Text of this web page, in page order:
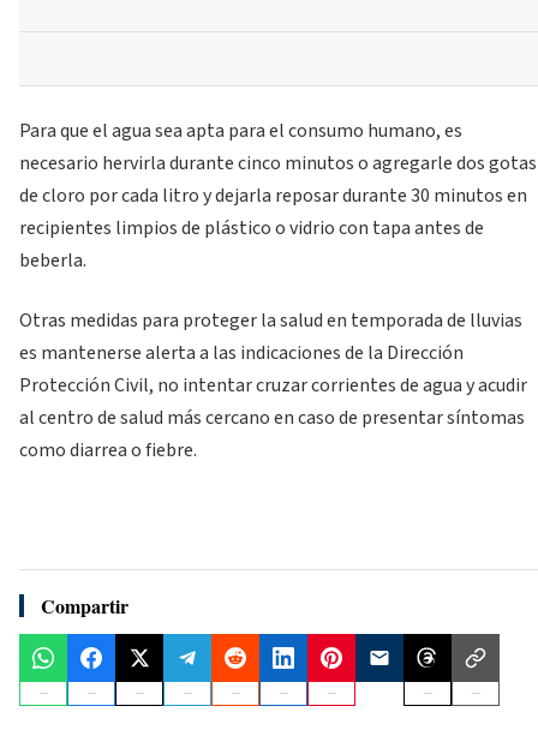
Para que el agua sea apta para el consumo humano, es
necesario hervirla durante cinco minutos o agregarle dos gotas
de cloro por cada litro y dejarla reposar durante 30 minutos en
recipientes limpios de plástico o vidrio con tapa antes de
beberla.
Otras medidas para proteger la salud en temporada de lluvias
es mantenerse alerta a las indicaciones de la Dirección
Protección Civil, no intentar cruzar corrientes de agua y acudir
al centro de salud más cercano en caso de presentar síntomas
como diarrea o fiebre.
Compartir